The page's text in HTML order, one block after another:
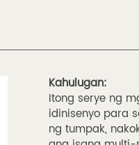
Kahulugan:
Itong serye ng
idinisenyo para
ng tumpak,